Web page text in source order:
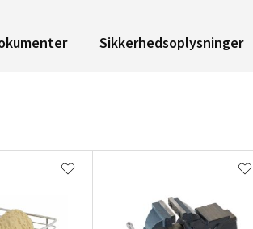
Sikkerhedsoplysninger